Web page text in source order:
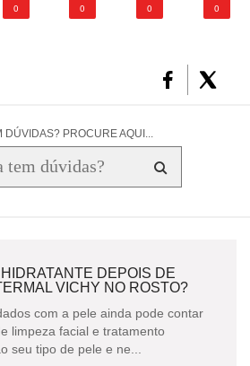
0 0 0 0
DÚVIDAS? PROCURE AQUI...
DEPOIS DE
VICHY NO ROSTO?
com a pele ainda pode contar
limpeza facial e tratamento
seu tipo de pele e ne...